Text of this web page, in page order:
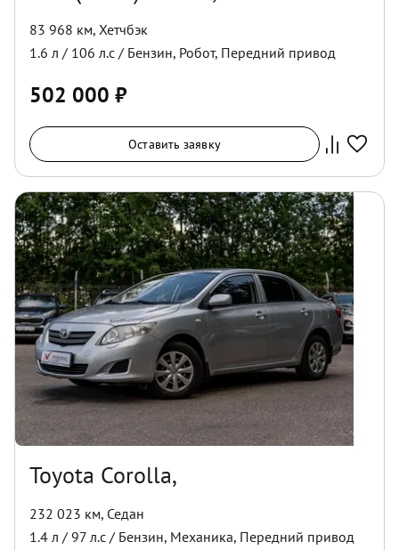
83 968 км, Хетчбэк
1.6 л / 106 л.с / Бензин, Робот, Передний привод
502 000 ₽
Оставить заявку
Toyota Corolla,
232 023 км, Седан
1.4 л / 97 л.с / Бензин, Механика, Передний привод